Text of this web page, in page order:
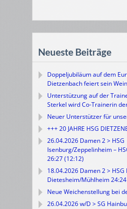
Neueste Beiträge
Doppeljubiläum auf dem
Dietzenbach feiert sein
Unterstützung auf der
Sterkel wird Co-Trainerin
Neuer Unterstützer für
+++ 20 JAHRE HSG
26.04.2026 Damen 2 > HSG
Isenburg/Zeppelinheim –
26:27 (12:12)
18.04.2026 Damen 2 > HSG
Dietesheim/Mühlheim
Neue Weichenstellung bei
26.04.2026 w/D > SG